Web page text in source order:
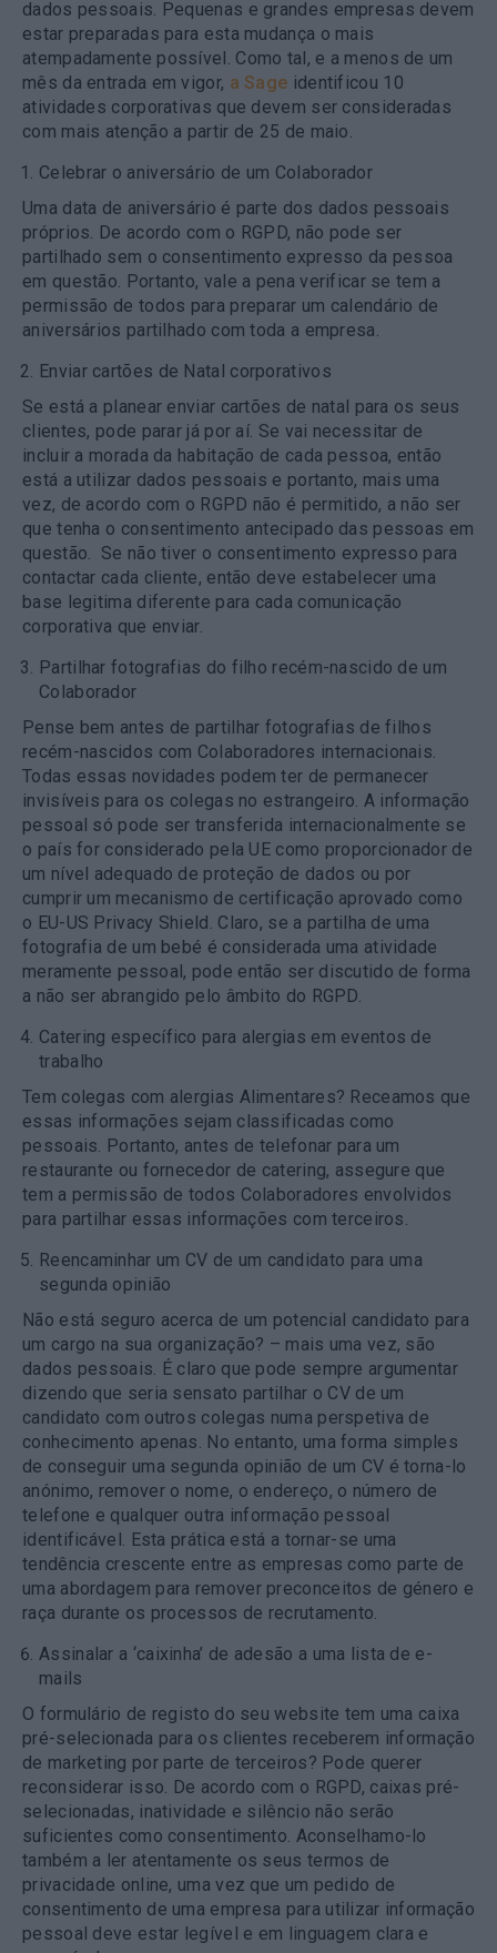
dados pessoais. Pequenas e grandes empresas devem
estar preparadas para esta mudança o mais
atempadamente possível. Como tal, e a menos de um
mês da entrada em vigor, a Sage identificou 10
atividades corporativas que devem ser consideradas
com mais atenção a partir de 25 de maio.
Celebrar o aniversário de um Colaborador
Uma data de aniversário é parte dos dados pessoais
próprios. De acordo com o RGPD, não pode ser
partilhado sem o consentimento expresso da pessoa
em questão. Portanto, vale a pena verificar se tem a
permissão de todos para preparar um calendário de
aniversários partilhado com toda a empresa.
Enviar cartões de Natal corporativos
Se está a planear enviar cartões de natal para os seus
clientes, pode parar já por aí. Se vai necessitar de
incluir a morada da habitação de cada pessoa, então
está a utilizar dados pessoais e portanto, mais uma
vez, de acordo com o RGPD não é permitido, a não ser
que tenha o consentimento antecipado das pessoas em
questão. Se não tiver o consentimento expresso para
contactar cada cliente, então deve estabelecer uma
base legitima diferente para cada comunicação
corporativa que enviar.
Partilhar fotografias do filho recém-nascido de um
Colaborador
Pense bem antes de partilhar fotografias de filhos
recém-nascidos com Colaboradores internacionais.
Todas essas novidades podem ter de permanecer
invisíveis para os colegas no estrangeiro. A informação
pessoal só pode ser transferida internacionalmente se
o país for considerado pela UE como proporcionador de
um nível adequado de proteção de dados ou por
cumprir um mecanismo de certificação aprovado como
o EU-US Privacy Shield. Claro, se a partilha de uma
fotografia de um bebé é considerada uma atividade
meramente pessoal, pode então ser discutido de forma
a não ser abrangido pelo âmbito do RGPD.
Catering específico para alergias em eventos de
trabalho
Tem colegas com alergias Alimentares? Receamos que
essas informações sejam classificadas como
pessoais. Portanto, antes de telefonar para um
restaurante ou fornecedor de catering, assegure que
tem a permissão de todos Colaboradores envolvidos
para partilhar essas informações com terceiros.
Reencaminhar um CV de um candidato para uma
segunda opinião
Não está seguro acerca de um potencial candidato para
um cargo na sua organização? – mais uma vez, são
dados pessoais. É claro que pode sempre argumentar
dizendo que seria sensato partilhar o CV de um
candidato com outros colegas numa perspetiva de
conhecimento apenas. No entanto, uma forma simples
de conseguir uma segunda opinião de um CV é torna-lo
anónimo, remover o nome, o endereço, o número de
telefone e qualquer outra informação pessoal
identificável. Esta prática está a tornar-se uma
tendência crescente entre as empresas como parte de
uma abordagem para remover preconceitos de género e
raça durante os processos de recrutamento.
Assinalar a ‘caixinha’ de adesão a uma lista de e-
mails
O formulário de registo do seu website tem uma caixa
pré-selecionada para os clientes receberem informação
de marketing por parte de terceiros? Pode querer
reconsiderar isso. De acordo com o RGPD, caixas pré-
selecionadas, inatividade e silêncio não serão
suficientes como consentimento. Aconselhamo-lo
também a ler atentamente os seus termos de
privacidade online, uma vez que um pedido de
consentimento de uma empresa para utilizar informação
pessoal deve estar legível e em linguagem clara e